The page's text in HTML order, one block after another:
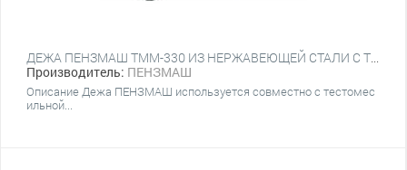
ДЕЖА ПЕНЗМАШ ТММ-330 ИЗ НЕРЖАВЕЮЩЕЙ СТАЛИ С ТЕЛЕЖКОЙ
Производитель: ПЕНЗМАШ
Описание Дежа ПЕНЗМАШ используется совместно с тестомес
ильной...